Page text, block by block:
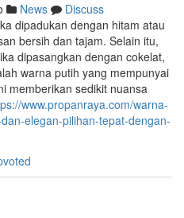
News
Discuss
dipadukan dengan hitam atau
bersih dan tajam. Selain itu,
dipasangkan dengan cokelat,
warna putih yang mempunyai
memberikan sedikit nuansa
www.propanraya.com/warna-
elegan-pilihan-tepat-dengan-